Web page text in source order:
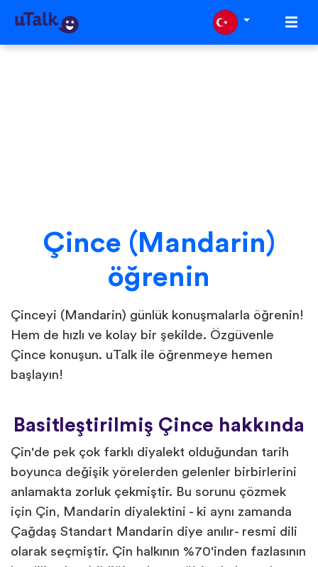
Çince (Mandarin)
öğrenin
Çinceyi (Mandarin) günlük konuşmalarla öğrenin!
Hem de hızlı ve kolay bir şekilde. Özgüvenle
Çince konuşun. uTalk ile öğrenmeye hemen
başlayın!
Basitleştirilmiş Çince hakkında
Çin'de pek çok farklı diyalekt olduğundan tarih
boyunca değişik yörelerden gelenler birbirlerini
anlamakta zorluk çekmiştir. Bu sorunu çözmek
için Çin, Mandarin diyalektini - ki aynı zamanda
Çağdaş Standart Mandarin diye anılır- resmi dili
olarak seçmiştir. Çin halkının %70'inden fazlasının